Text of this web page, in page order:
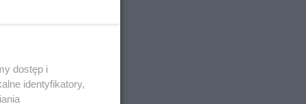
dostęp i
identyfikatory,